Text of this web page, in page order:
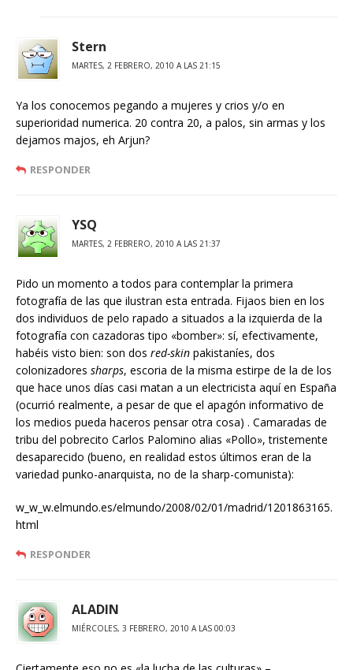
Stern
MARTES, 2 FEBRERO, 2010 A LAS 21:15
Ya los conocemos pegando a mujeres y crios y/o en
superioridad numerica. 20 contra 20, a palos, sin armas y los
dejamos majos, eh Arjun?
RESPONDER
YSQ
MARTES, 2 FEBRERO, 2010 A LAS 21:37
Pido un momento a todos para contemplar la primera
fotografía de las que ilustran esta entrada. Fijaos bien en los
dos individuos de pelo rapado a situados a la izquierda de la
fotografía con cazadoras tipo «bomber»: sí, efectivamente,
habéis visto bien: son dos red-skin pakistaníes, dos
colonizadores sharps, escoria de la misma estirpe de la de los
que hace unos días casi matan a un electricista aquí en España
(ocurrió realmente, a pesar de que el apagón informativo de
los medios pueda haceros pensar otra cosa) . Camaradas de
tribu del pobrecito Carlos Palomino alias «Pollo», tristemente
desaparecido (bueno, en realidad estos últimos eran de la
variedad punko-anarquista, no de la sharp-comunista):
w_w_w.elmundo.es/elmundo/2008/02/01/madrid/1201863165.
html
RESPONDER
ALADIN
MIÉRCOLES, 3 FEBRERO, 2010 A LAS 00:03